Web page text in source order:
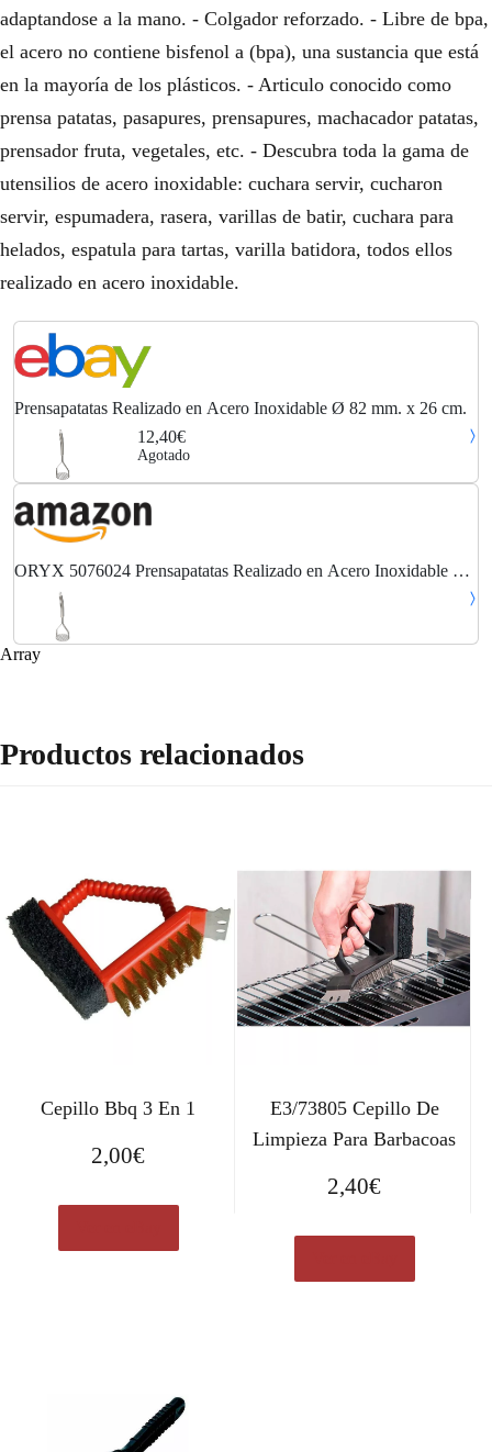
adaptandose a la mano. - Colgador reforzado. - Libre de bpa,
el acero no contiene bisfenol a (bpa), una sustancia que está
en la mayoría de los plásticos. - Articulo conocido como
prensa patatas, pasapures, prensapures, machacador patatas,
prensador fruta, vegetales, etc. - Descubra toda la gama de
utensilios de acero inoxidable: cuchara servir, cucharon
servir, espumadera, rasera, varillas de batir, cuchara para
helados, espatula para tartas, varilla batidora, todos ellos
realizado en acero inoxidable.
Prensapatatas Realizado en Acero Inoxidable Ø 82 mm. x 26 cm.
12,40€
Agotado
ORYX 5076024 Prensapatatas Realizado en Acero Inoxidable Ø
82 mm. x 26 cm, 9 litros, 18/8 Stainless Steel, Multicolor
Array
Productos relacionados
Cepillo Bbq 3 En 1
2,00€
E3/73805 Cepillo De
Limpieza Para Barbacoas
2,40€